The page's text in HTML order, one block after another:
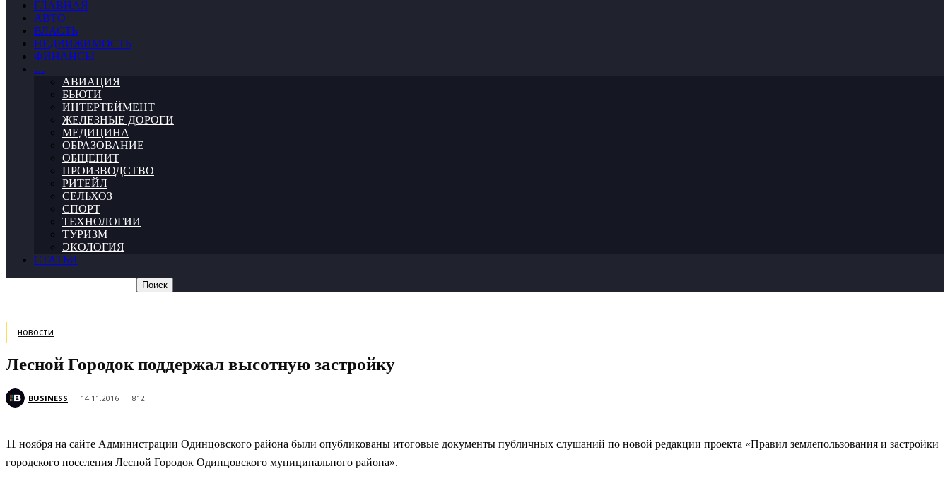
ГЛАВНАЯ
АВТО
ВЛАСТЬ
НЕДВИЖИМОСТЬ
ФИНАНСЫ
…
АВИАЦИЯ
БЬЮТИ
ИНТЕРТЕЙМЕНТ
ЖЕЛЕЗНЫЕ ДОРОГИ
МЕДИЦИНА
ОБРАЗОВАНИЕ
ОБЩЕПИТ
ПРОИЗВОДСТВО
РИТЕЙЛ
СЕЛЬХОЗ
СПОРТ
ТЕХНОЛОГИИ
ТУРИЗМ
ЭКОЛОГИЯ
СТАТЬИ
НОВОСТИ
Лесной Городок поддержал высотную застройку
BUSINESS 14.11.2016 812
11 ноября на сайте Администрации Одинцовского района были опубликованы итоговые документы публичных слушаний по новой редакции проекта «Правил землепользования и застройки
городского поселения Лесной Городок Одинцовского муниципального района».